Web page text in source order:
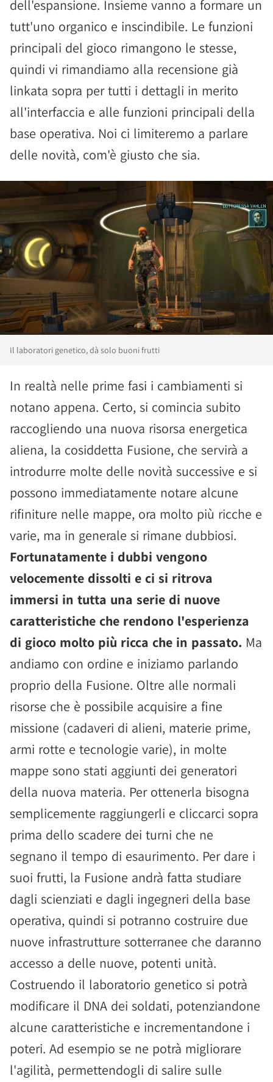
dell'espansione. Insieme vanno a formare un
tutt'uno organico e inscindibile. Le funzioni
principali del gioco rimangono le stesse,
quindi vi rimandiamo alla recensione già
linkata sopra per tutti i dettagli in merito
all'interfaccia e alle funzioni principali della
base operativa. Noi ci limiteremo a parlare
delle novità, com'è giusto che sia.
Il laboratori genetico, dà solo buoni frutti
In realtà nelle prime fasi i cambiamenti si
notano appena. Certo, si comincia subito
raccogliendo una nuova risorsa energetica
aliena, la cosiddetta Fusione, che servirà a
introdurre molte delle novità successive e si
possono immediatamente notare alcune
rifiniture nelle mappe, ora molto più ricche e
varie, ma in generale si rimane dubbiosi.
Fortunatamente i dubbi vengono
velocemente dissolti e ci si ritrova
immersi in tutta una serie di nuove
caratteristiche che rendono l'esperienza
di gioco molto più ricca che in passato. Ma
andiamo con ordine e iniziamo parlando
proprio della Fusione. Oltre alle normali
risorse che è possibile acquisire a fine
missione (cadaveri di alieni, materie prime,
armi rotte e tecnologie varie), in molte
mappe sono stati aggiunti dei generatori
della nuova materia. Per ottenerla bisogna
semplicemente raggiungerli e cliccarci sopra
prima dello scadere dei turni che ne
segnano il tempo di esaurimento. Per dare i
suoi frutti, la Fusione andrà fatta studiare
dagli scienziati e dagli ingegneri della base
operativa, quindi si potranno costruire due
nuove infrastrutture sotterranee che daranno
accesso a delle nuove, potenti unità.
Costruendo il laboratorio genetico si potrà
modificare il DNA dei soldati, potenziandone
alcune caratteristiche e incrementandone i
poteri. Ad esempio se ne potrà migliorare
l'agilità, permettendogli di salire sulle